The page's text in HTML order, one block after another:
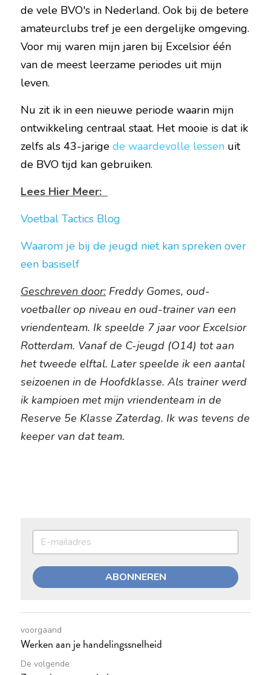
de vele BVO's in Nederland. Ook bij de betere
amateurclubs tref je een dergelijke omgeving.
Voor mij waren mijn jaren bij Excelsior één
van de meest leerzame periodes uit mijn
leven.
Nu zit ik in een nieuwe periode waarin mijn
ontwikkeling centraal staat. Het mooie is dat ik
zelfs als 43-jarige de waardevolle lessen uit
de BVO tijd kan gebruiken.
Lees Hier Meer:
Voetbal Tactics Blog
Waarom je bij de jeugd niet kan spreken over
een basiself
Geschreven door: Freddy Gomes, oud-
voetballer op niveau en oud-trainer van een
vriendenteam. Ik speelde 7 jaar voor Excelsior
Rotterdam. Vanaf de C-jeugd (O14) tot aan
het tweede elftal. Later speelde ik een aantal
seizoenen in de Hoofdklasse. Als trainer werd
ik kampioen met mijn vriendenteam in de
Reserve 5e Klasse Zaterdag. Ik was tevens de
keeper van dat team.
ABONNEREN
voorgaand
Werken aan je handelingssnelheid
De volgende